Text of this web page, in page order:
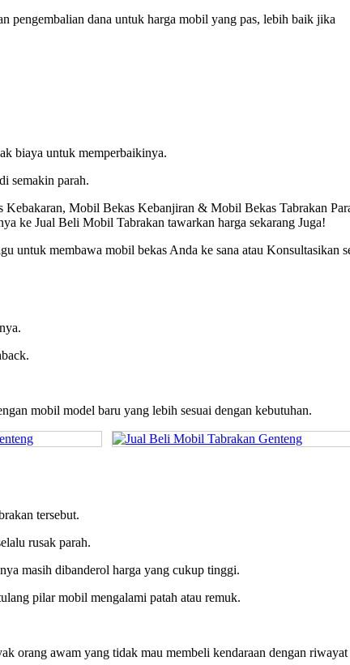
pengembalian dana untuk harga mobil yang pas, lebih baik jika
biaya untuk memperbaikinya.
semakin parah.
Mobil Bekas Kebanjiran & Mobil Bekas Tabrakan
ke Jual Beli Mobil Tabrakan tawarkan harga sekarang Juga!
untuk membawa mobil bekas Anda ke sana atau Konsultasikan
mobil model baru yang lebih sesuai dengan kebutuhan.
tersebut.
rusak parah.
masih dibanderol harga yang cukup tinggi.
pilar mobil mengalami patah atau remuk.
orang awam yang tidak mau membeli kendaraan dengan riwayat